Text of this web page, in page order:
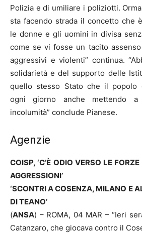
Polizia e di umiliare i poliziotti.
sta facendo strada il concetto che
le donne e gli uomini in divisa
come se vi fosse un tacito
aggressivi e violenti” continua.
solidarietà e del supporto delle
quello stesso Stato che il popolo
ogni giorno anche mettendo
incolumità” conclude Pianese.
Agenzie
COISP, ‘C’È ODIO VERSO LE
AGGRESSIONI’
‘SCONTRI A COSENZA, MILANO E
DI TEANO’
(ANSA) – ROMA, 04 MAR – “Ieri
Catanzaro, che giocava contro il